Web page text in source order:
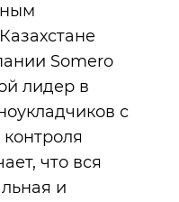
Somero
лидер в
с
что вся
и